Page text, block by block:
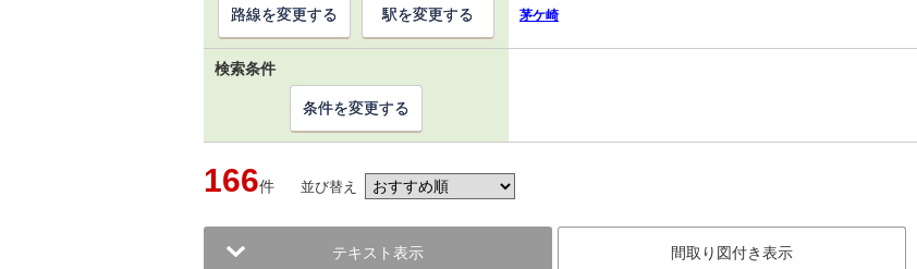
茅ケ崎
路線を変更する 駅を変更する
検索条件
条件を変更する
166件 並び替え
テキスト表示 間取り図付き表示